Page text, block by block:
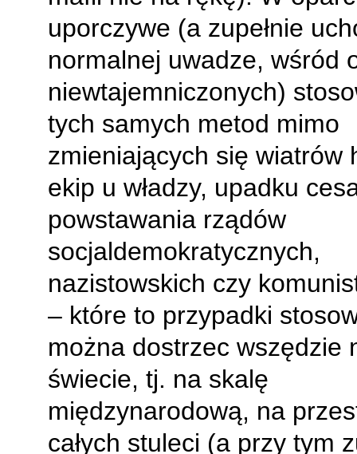
uporczywe (a zupełnie
normalnej uwadze, wśród
niewtajemniczonych)
tych samych metod mimo
zmieniających się wiatrów
ekip u władzy, upadku
powstawania rządów
socjaldemokratycznych,
nazistowskich czy
– które to przypadki
można dostrzec wszędzie
świecie, tj. na skalę
międzynarodową, na
całych stuleci (a przy tym